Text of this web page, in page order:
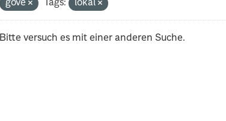
gove
Tags: lokal
Bitte versuch es mit einer anderen Suche.